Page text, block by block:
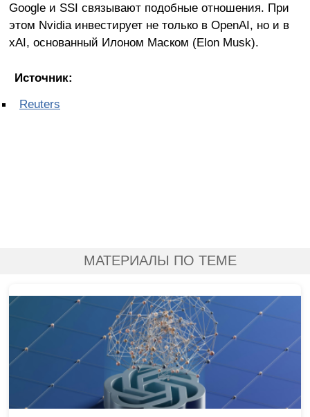
Google и SSI связывают подобные отношения. При
этом Nvidia инвестирует не только в OpenAI, но и в
xAI, основанный Илоном Маском (Elon Musk).
Источник:
Reuters
МАТЕРИАЛЫ ПО ТЕМЕ